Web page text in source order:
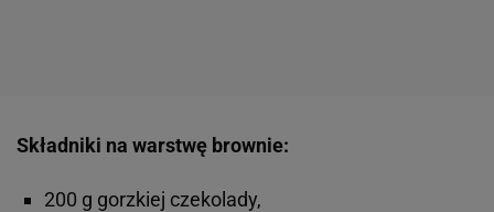
Składniki na warstwę brownie:
200 g gorzkiej czekolady,